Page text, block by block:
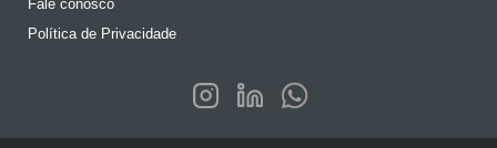
Fale conosco
Política de Privacidade